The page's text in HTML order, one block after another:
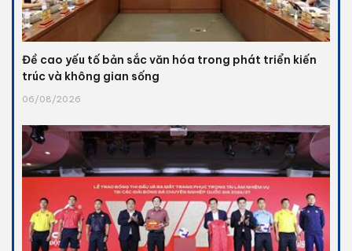
Đề cao yếu tố bản sắc văn hóa trong phát triển kiến
trúc và không gian sống
06/08/2026